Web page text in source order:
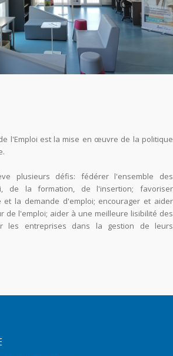
l'Emploi est la mise en œuvre de la politique
plusieurs défis: fédérer l'ensemble des
de la formation, de l'insertion; favoriser
la demande d'emploi; encourager et aider
de l'emploi; aider à une meilleure lisibilité des
les entreprises dans la gestion de leurs